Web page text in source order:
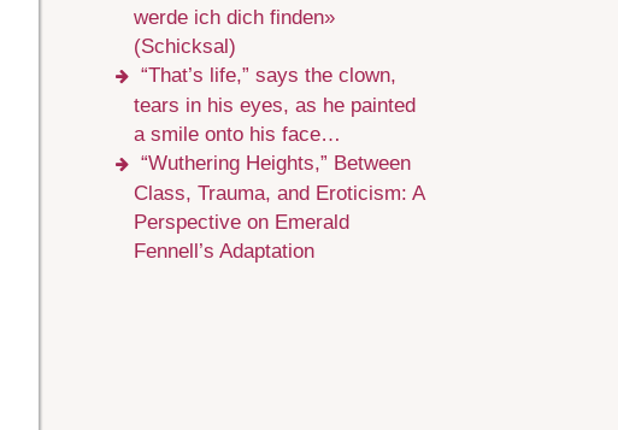
werde ich dich finden»
(Schicksal)
“That’s life,” says the clown,
tears in his eyes, as he painted
a smile onto his face…
“Wuthering Heights,” Between
Class, Trauma, and Eroticism: A
Perspective on Emerald
Fennell’s Adaptation